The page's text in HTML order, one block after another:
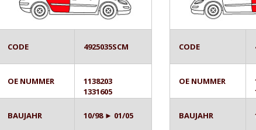
CODE 4925035SCM
OE NUMMER
1138203
1331605
BAUJAHR 10/98 ► 01/05
CODE
OE NUMMER
BAUJAHR